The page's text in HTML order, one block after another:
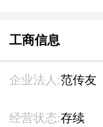
工商信息
企业法人:范传友
经营状态:存续